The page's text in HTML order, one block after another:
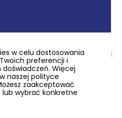
dolinie
idealne na odpoczynek
można łatwo wrócić
miejską.
w celu dostosowania
preferencji i
Więcej
naszej polityce
zaakceptować
lub wybrać konkretne